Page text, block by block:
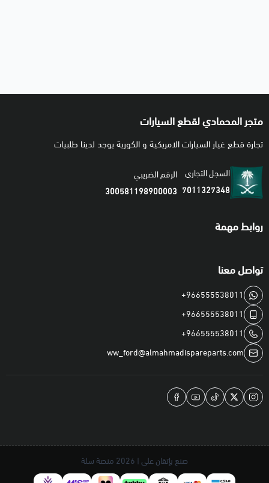
متجر المحمادي لقطع السيارات
تجارة قطع غيار السيارات الامريكية و الكورية يوجد لدينا طلبيات
السجل التجاري
7011327348
الرقم الضريبي
300581198900003
روابط مهمة
تواصل معنا
+966555538011
+966555538011
+966555538011
ww_ford@almahmadispareparts.com
صنع بإتقان على | 2026 منصة سلة